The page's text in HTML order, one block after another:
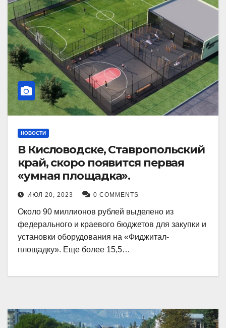
НОВОСТИ
В Кисловодске, Ставропольский
край, скоро появится первая
«умная площадка».
ИЮЛ 20, 2023 0 COMMENTS
Около 90 миллионов рублей выделено из
федерального и краевого бюджетов для закупки и
установки оборудования на «Фиджитал-
площадку». Еще более 15,5…